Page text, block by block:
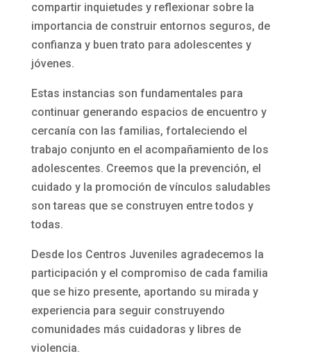
compartir inquietudes y reflexionar sobre la
importancia de construir entornos seguros, de
confianza y buen trato para adolescentes y
jóvenes.
Estas instancias son fundamentales para
continuar generando espacios de encuentro y
cercanía con las familias, fortaleciendo el
trabajo conjunto en el acompañamiento de los
adolescentes. Creemos que la prevención, el
cuidado y la promoción de vínculos saludables
son tareas que se construyen entre todos y
todas.
Desde los Centros Juveniles agradecemos la
participación y el compromiso de cada familia
que se hizo presente, aportando su mirada y
experiencia para seguir construyendo
comunidades más cuidadoras y libres de
violencia.